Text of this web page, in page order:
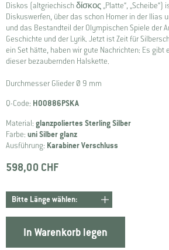
Diskos (altgriechisch δίσκος „Platte“, „Scheibe“)
Diskuswerfen, über das schon Homer in der Ilias
und das Bestandteil der Olympischen Spiele der
Geschichte und der Lyrik. Jetzt ist Zeit für
ein Set hätte, haben wir gute Nachrichten: Es gibt
dieser bezaubernden Halskette.
Durchmesser Glieder Ø 9 mm
Q-Code: H00886PSKA
Material: glanzpoliertes Sterling Silber
Farbe: uni Silber glanz
Ausführung: Karabiner Verschluss
598,00 CHF
In Warenkorb legen